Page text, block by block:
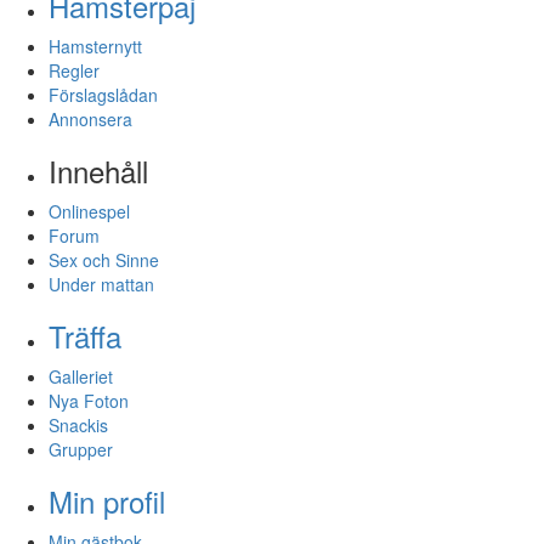
Hamsternytt
Regler
Förslagslådan
Annonsera
Innehåll
Onlinespel
Forum
Sex och Sinne
Under mattan
Träffa
Galleriet
Nya Foton
Snackis
Grupper
Min profil